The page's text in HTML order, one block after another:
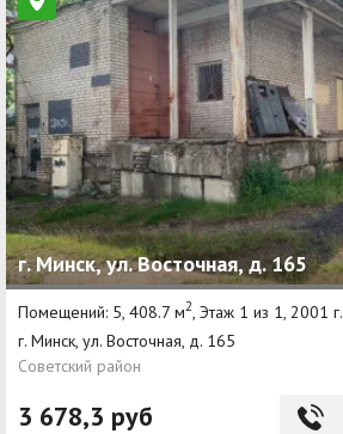
г. Минск, ул. Восточная, д. 165
Помещений: 5, 408.7 м2, Этаж 1 из 1, 2001 г.
г. Минск, ул. Восточная, д. 165
Советский район
3 678,3 руб